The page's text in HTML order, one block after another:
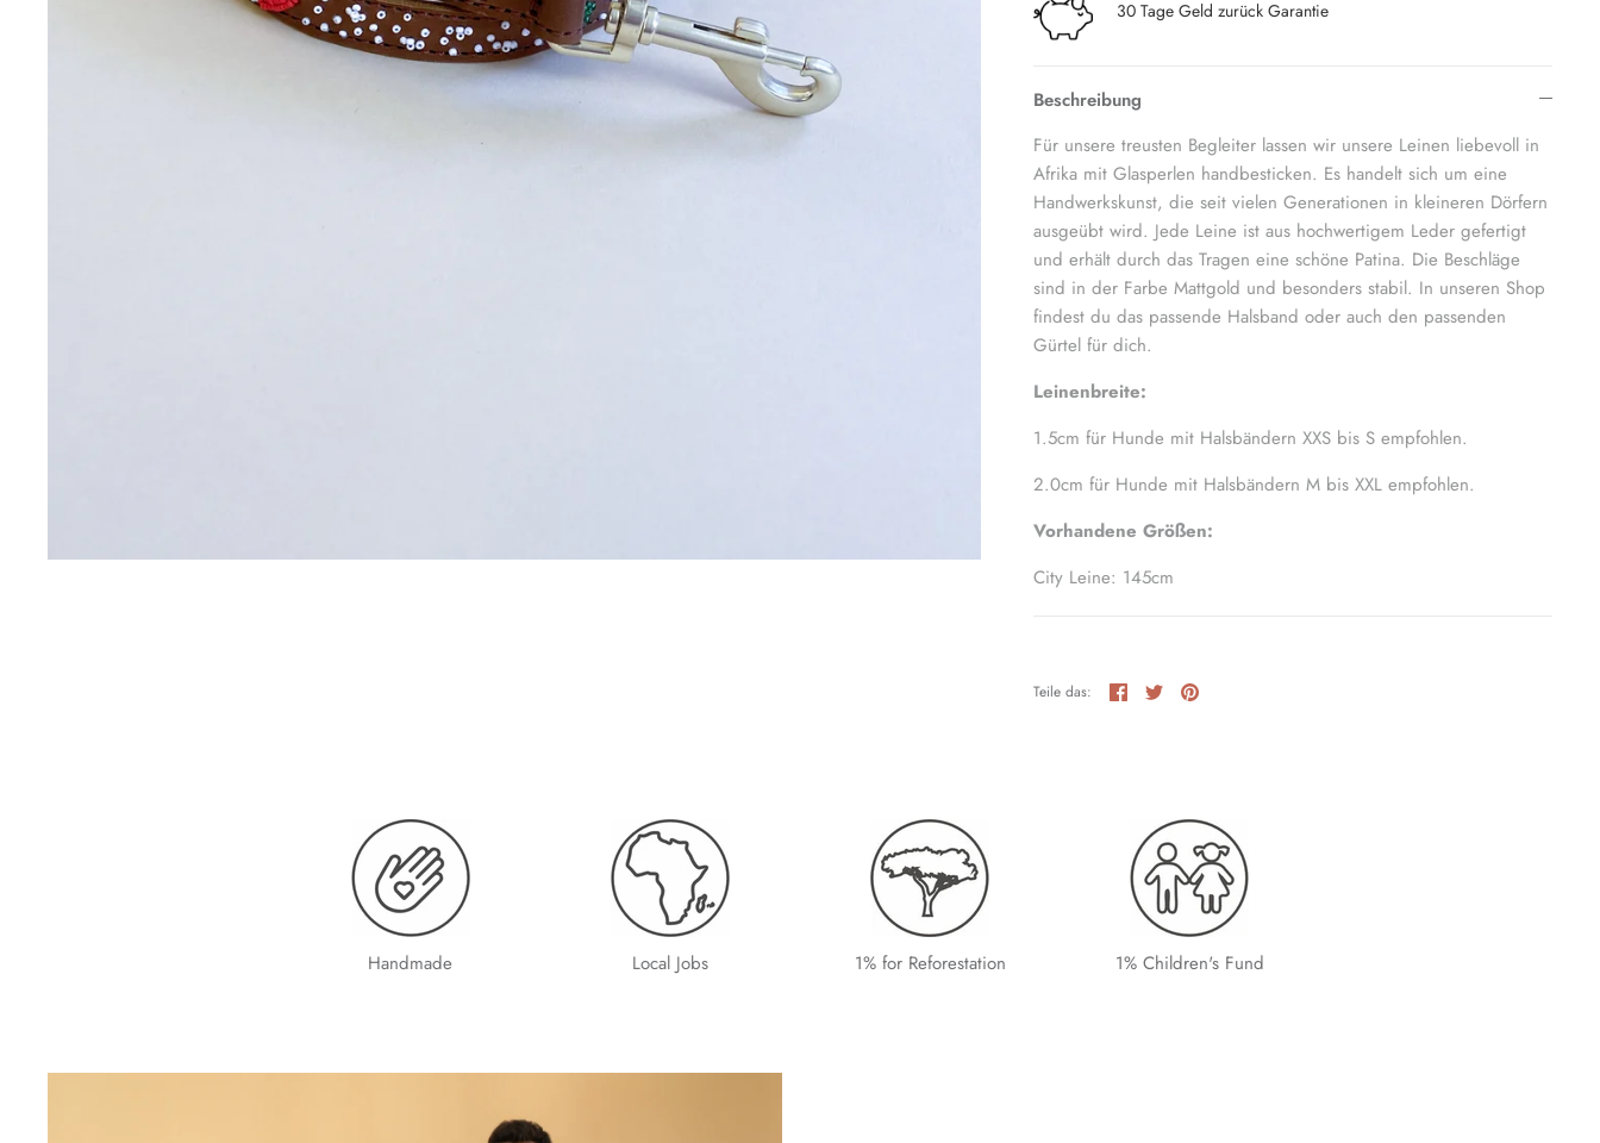
30 Tage Geld zurück Garantie
Beschreibung
Für unsere treusten Begleiter lassen wir unsere Leinen liebevoll in
Afrika mit Glasperlen handbesticken. Es handelt sich um eine
Handwerkskunst, die seit vielen Generationen in kleineren Dörfern
ausgeübt wird. Jede Leine ist aus hochwertigem Leder gefertigt
und erhält durch das Tragen eine schöne Patina. Die Beschläge
sind in der Farbe Mattgold und besonders stabil. In unseren Shop
findest du das passende Halsband oder auch den passenden
Gürtel für dich.
Leinenbreite:
1.5cm für Hunde mit Halsbändern XXS bis S empfohlen.
2.0cm für Hunde mit Halsbändern M bis XXL empfohlen.
Vorhandene Größen:
City Leine: 145cm
Teile das: TeilenTwitternPinnen
Handmade Local Jobs 1% for Reforestation 1% Children's Fund